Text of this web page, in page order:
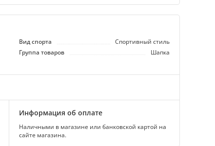
Вид спорта
Спортивный стиль
Группа товаров
Шапка
Информация об оплате
Наличными в магазине или банковской картой на
сайте магазина.